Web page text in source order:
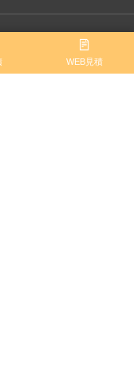
WEB見積